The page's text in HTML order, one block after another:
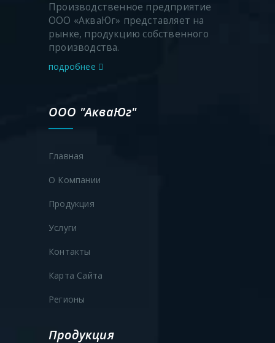
Продукция
Резервуар технической воды
Производственное предприятие
ООО «АкваЮг» представляет на
рынке, продукцию собственного
производства.
подробнее
ООО "АкваЮг"
Главная
О Компании
Продукция
Услуги
Контакты
Карта Сайта
Регионы
Продукция